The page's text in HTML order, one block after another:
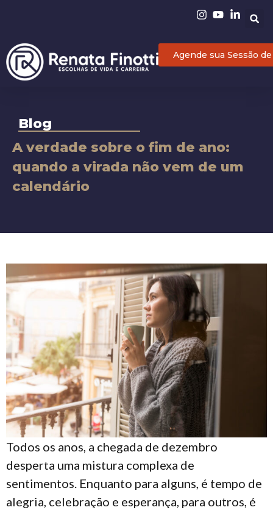
Agende sua Sessão
Blog
A verdade sobre o fim de ano:
quando a virada não vem de um
calendário
Todos os anos, a chegada de dezembro
desperta uma mistura complexa de
sentimentos. Enquanto para alguns, é tempo de
alegria, celebração e esperança, para outros, é